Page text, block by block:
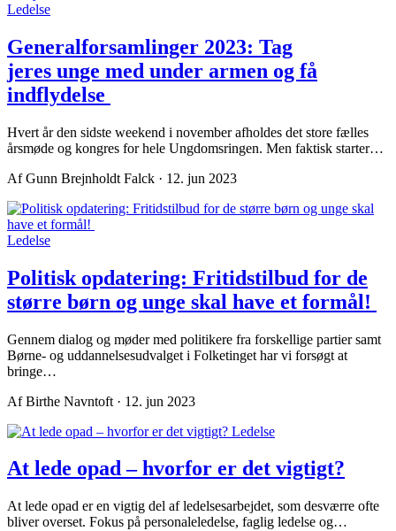
Ledelse
Generalforsamlinger 2023: Tag
jeres unge med under armen og få
indflydelse
Hvert år den sidste weekend i november afholdes det store fælles
årsmøde og kongres for hele Ungdomsringen. Men faktisk starter…
Af Gunn Brejnholdt Falck · 12. jun 2023
Ledelse
Politisk opdatering: Fritidstilbud for de
større børn og unge skal have et formål!
Gennem dialog og møder med politikere fra forskellige partier samt
Børne- og uddannelsesudvalget i Folketinget har vi forsøgt at
bringe…
Af Birthe Navntoft · 12. jun 2023
Ledelse
At lede opad – hvorfor er det vigtigt?
At lede opad er en vigtig del af ledelsesarbejdet, som desværre ofte
bliver overset. Fokus på personaleledelse, faglig ledelse og…